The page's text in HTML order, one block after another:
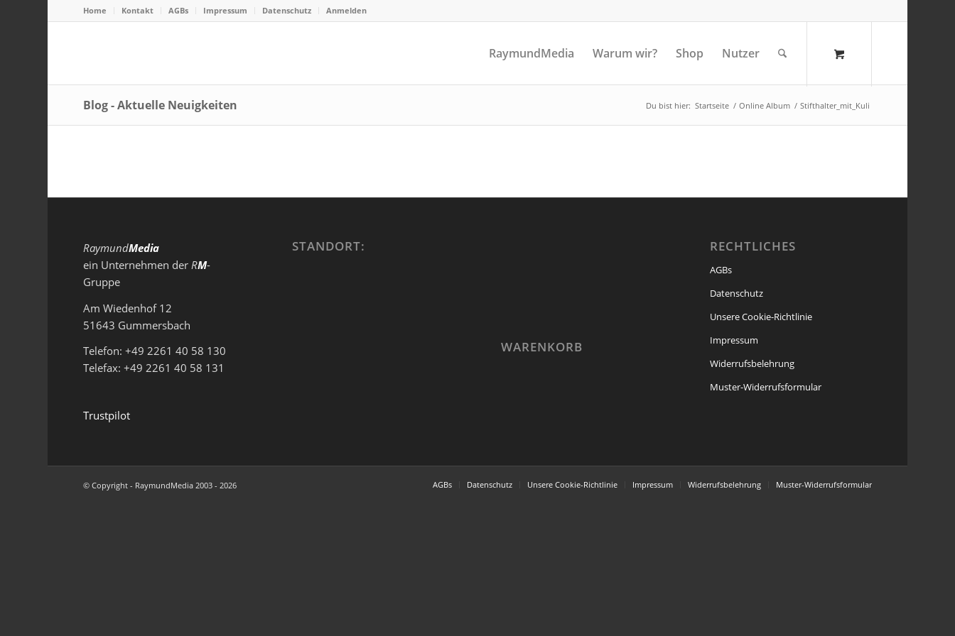
Home Kontakt AGBs Impressum Datenschutz Anmelden
RaymundMedia Warum wir? Shop Nutzer
Blog - Aktuelle Neuigkeiten Du bist hier: Startseite / Online Album / Stifthalter_mit_Kuli
RaymundMedia
ein Unternehmen der RM-
Gruppe
Am Wiedenhof 12
51643 Gummersbach
Telefon: +49 2261 40 58 130
Telefax: +49 2261 40 58 131
Trustpilot
STANDORT:
WARENKORB
RECHTLICHES
AGBs
Datenschutz
Unsere Cookie-Richtlinie
Impressum
Widerrufsbelehrung
Muster-Widerrufsformular
© Copyright - RaymundMedia 2003 - 2026 AGBs Datenschutz Unsere Cookie-Richtlinie Impressum Widerrufsbelehrung Muster-Widerrufsformular